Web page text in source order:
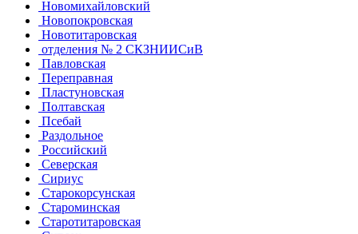
Новомихайловский
Новопокровская
Новотитаровская
отделения № 2 СКЗНИИСиВ
Павловская
Переправная
Пластуновская
Полтавская
Псебай
Раздольное
Российский
Северская
Сириус
Старокорсунская
Староминская
Старотитаровская